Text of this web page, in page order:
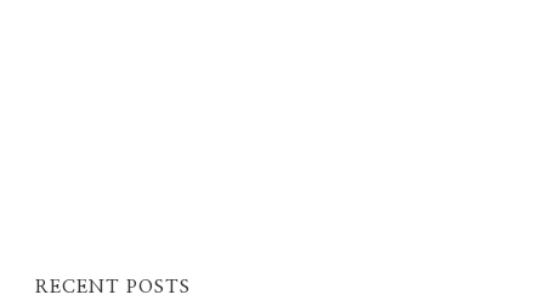
RECENT POSTS